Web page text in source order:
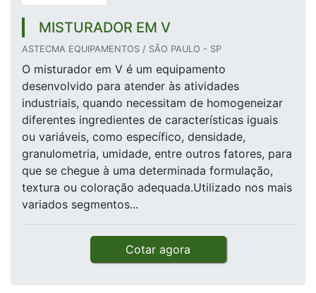
MISTURADOR EM V
ASTECMA EQUIPAMENTOS / SÃO PAULO - SP
O misturador em V é um equipamento
desenvolvido para atender às atividades
industriais, quando necessitam de homogeneizar
diferentes ingredientes de características iguais
ou variáveis, como específico, densidade,
granulometria, umidade, entre outros fatores, para
que se chegue à uma determinada formulação,
textura ou coloração adequada.Utilizado nos mais
variados segmentos...
Cotar agora